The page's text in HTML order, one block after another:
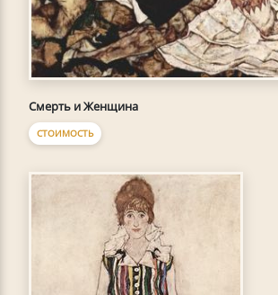
Смерть и Женщина
СТОИМОСТЬ